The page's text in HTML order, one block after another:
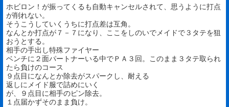
ホビロン！が振ってくるも自動キャンセルされて、思うように打点
が削れない。
そうこうしていくうちに打点差は互角。
なんとか打点が７－７になり、ここをしのいでメイドで３タテを狙
おうとする。
相手の手出し特殊ファイヤー
ベンチに２面パートナーいる中でＰＡ３回。このまま３タテ取られ
たら負けのコース
９点目になんとか除去がスパークし、耐える
返しにメイド服で詰めにいく
が、９点目に相手のピン除去。
１点届かずそのまま負け。